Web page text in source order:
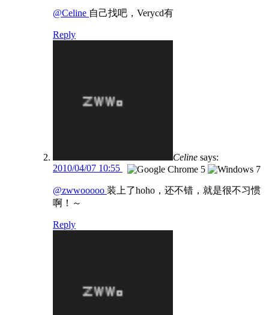
@Celine 自己找吧，Verycd有
Reply
Celine says:
2010/04/07 10:55
@zwwooooo 装上了hoho，还不错，就是很不习惯
啊！～
Reply